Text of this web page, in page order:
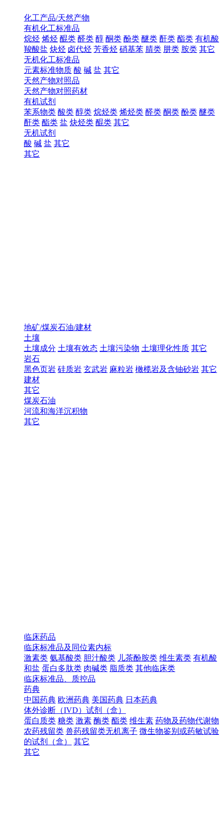
化工产品/天然产物
有机化工标准品
烷烃 烯烃 醌类 醛类 醇 酮类 酚类 醚类 酐类 酯类 有机酸
羧酸盐 炔烃 卤代烃 芳香烃 硝基苯 腈类 肼类 胺类 其它
无机化工标准品
元素标准物质 酸 碱 盐 其它
天然产物对照品
天然产物对照药材
有机试剂
苯系物类 酸类 醇类 烷烃类 烯烃类 醛类 酮类 酚类 醚类
酐类 酯类 盐 炔烃类 醌类 其它
无机试剂
酸 碱 盐 其它
其它
地矿/煤炭石油/建材
土壤
土壤成分 土壤有效态 土壤污染物 土壤理化性质 其它
岩石
黑色页岩 硅质岩 玄武岩 麻粒岩 橄榄岩及含铀砂岩 其它
建材
其它
煤炭石油
河流和海洋沉积物
其它
临床药品
临床标准品及同位素内标
激素类 氨基酸类 胆汁酸类 儿茶酚胺类 维生素类 有机酸
和盐 蛋白多肽类 肉碱类 脂质类 其他临床类
临床标准品、质控品
药典
中国药典 欧洲药典 美国药典 日本药典
体外诊断（IVD）试剂（盒）
蛋白质类 糖类 激素 酶类 酯类 维生素 药物及药物代谢物
农药残留类 兽药残留类无机离子 微生物鉴别或药敏试验
的试剂（盒）
其它
其它